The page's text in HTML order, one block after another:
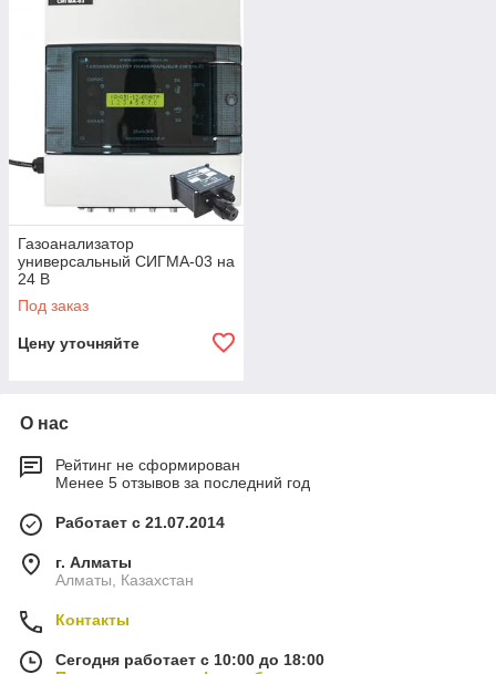
Газоанализатор
универсальный СИГМА-03 на
24 В
Под заказ
Цену уточняйте
О нас
Рейтинг не сформирован
Менее 5 отзывов за последний год
Работает с 21.07.2014
г. Алматы
Алматы, Казахстан
Контакты
Сегодня работает с 10:00 до 18:00